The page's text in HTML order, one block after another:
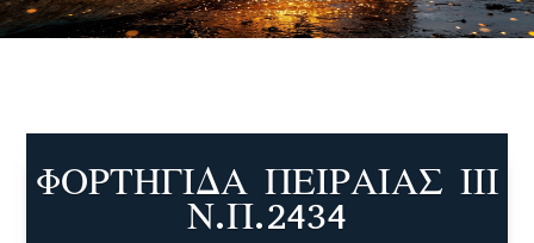
ΦΟΡΤΗΓΙΔΑ ΠΕΙΡΑΙΑΣ ΙΙΙ
Ν.Π.2434